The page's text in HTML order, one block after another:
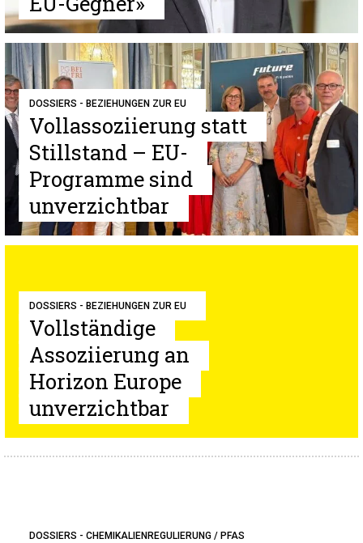
DOSSIERS - BEZIEHUNGEN ZUR EU
Vollassoziierung statt
Stillstand – EU-
Programme sind
unverzichtbar
DOSSIERS - BEZIEHUNGEN ZUR EU
Vollständige
Assoziierung an
Horizon Europe
unverzichtbar
DOSSIERS - CHEMIKALIENREGULIERUNG / PFAS